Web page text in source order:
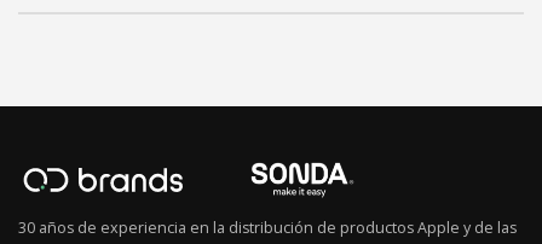
30 años de experiencia en la distribución de productos Apple y de las